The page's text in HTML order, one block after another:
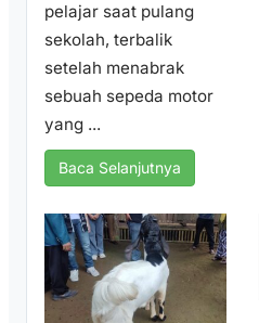
pelajar saat pulang
sekolah, terbalik
setelah menabrak
sebuah sepeda motor
yang ...
Baca Selanjutnya